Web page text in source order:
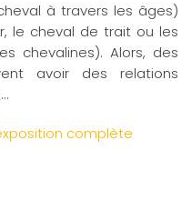
à travers les âges)
le cheval de trait ou les
chevalines). Alors, des
avoir des relations
complète